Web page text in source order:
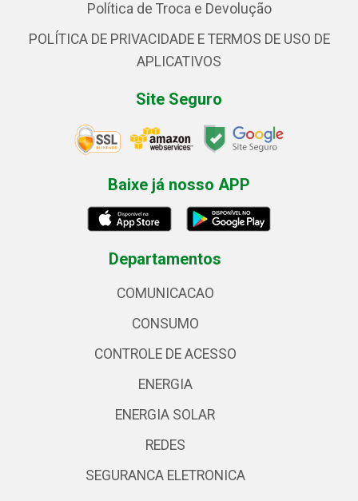
Política de Troca e Devolução
POLÍTICA DE PRIVACIDADE E TERMOS DE USO DE
APLICATIVOS
Site Seguro
Baixe já nosso APP
Departamentos
COMUNICACAO
CONSUMO
CONTROLE DE ACESSO
ENERGIA
ENERGIA SOLAR
REDES
SEGURANCA ELETRONICA